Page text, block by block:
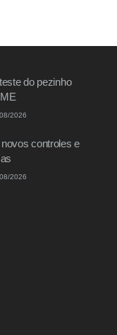
do pezinho
2026
controles e
2026